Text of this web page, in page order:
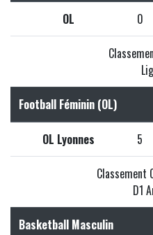
OL 0
Football Féminin (OL)
OL Lyonnes 5
Classement
D1
Basketball Masculin